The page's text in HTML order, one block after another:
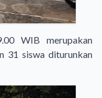
WIB merupakan
31 siswa diturunkan